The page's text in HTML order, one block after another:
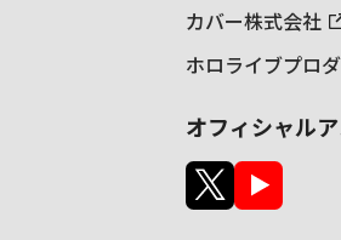
カバー株式会社
ホロライブプロ
オフィシャル